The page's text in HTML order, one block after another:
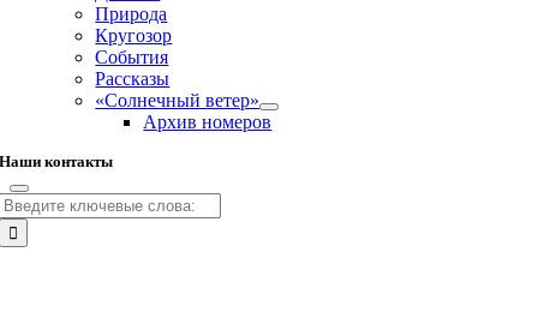
Природа
Кругозор
События
Рассказы
«Солнечный ветер»
Архив номеров
Наши контакты